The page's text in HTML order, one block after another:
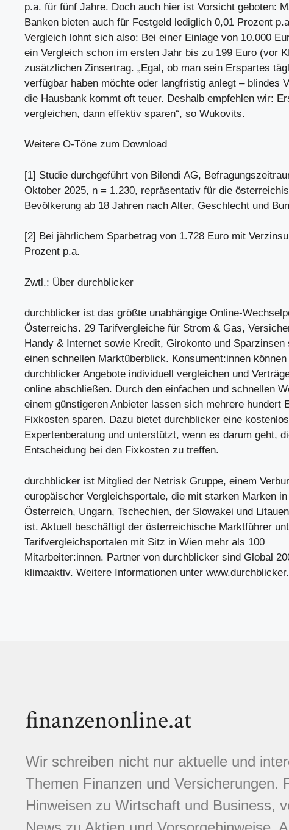
p.a. für fünf Jahre. Doch auch hier ist Vorsicht geboten:
Banken bieten auch für Festgeld lediglich 0,01 Prozent
Vergleich lohnt sich also: Bei einer Einlage von 10.000
ein Vergleich schon im ersten Jahr bis zu 199 Euro (vor
zusätzlichen Zinsertrag. „Egal, ob man sein Erspartes
verfügbar haben möchte oder langfristig anlegt – blindes
die Hausbank kommt oft teuer. Deshalb empfehlen wir:
vergleichen, dann effektiv sparen“, so Wukovits.
Weitere O-Töne zum Download
[1] Studie durchgeführt von Bilendi AG,
Oktober 2025, n = 1.230, repräsentativ für die
Bevölkerung ab 18 Jahren nach Alter, Geschlecht und
[2] Bei jährlichem Sparbetrag von 1.728 Euro mit
Prozent p.a.
Zwtl.: Über durchblicker
durchblicker ist das größte unabhängige Online-
Österreichs. 29 Tarifvergleiche für Strom & Gas,
Handy & Internet sowie Kredit, Girokonto und Sparzinsen
einen schnellen Marktüberblick. Konsument:innen können
durchblicker Angebote individuell vergleichen und
online abschließen. Durch den einfachen und schnellen
einem günstigeren Anbieter lassen sich mehrere hundert
Fixkosten sparen. Dazu bietet durchblicker eine
Expertenberatung und unterstützt, wenn es darum geht,
Entscheidung bei den Fixkosten zu treffen.
durchblicker ist Mitglied der Netrisk Gruppe, einem
europäischer Vergleichsportale, die mit starken Marken in
Österreich, Ungarn, Tschechien, der Slowakei und
ist. Aktuell beschäftigt der österreichische Marktführer
Tarifvergleichsportalen mit Sitz in Wien mehr als 100
Mitarbeiter:innen. Partner von durchblicker sind Global
klimaaktiv. Weitere Informationen unter
finanzenonline.at
Wir schreiben nicht nur aktuelle und
Themen Finanzen und Versicherungen.
Hinweisen zu Wirtschaft und Business,